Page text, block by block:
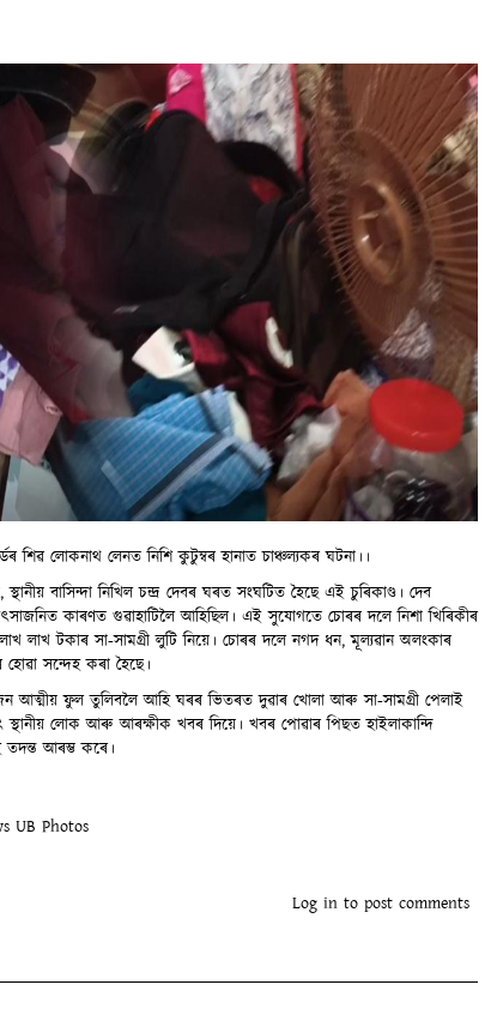
শিৱ লোকনাথ লেনত নিশি কুটুম্বৰ হানাত চাঞ্চল্যকৰ ঘটনা।।
স্থানীয় বাসিন্দা নিখিল চন্দ্ৰ দেবৰ ঘৰত সংঘটিত হৈছে এই চুৰিকাণ্ড। দেব
কাৰণত গুৱাহাটিলৈ আহিছিল। এই সুযোগতে চোৰৰ দলে নিশা খিৰিকীৰ
লাখ টকাৰ সা-সামগ্ৰী লুটি নিয়ে। চোৰৰ দলে নগদ ধন, মূল্যৱান অলংকাৰ
সন্দেহ কৰা হৈছে।
আত্মীয় ফুল তুলিবলৈ আহি ঘৰৰ ভিতৰত দুৱাৰ খোলা আৰু সা-সামগ্ৰী পেলাই
স্থানীয় লোক আৰু আৰক্ষীক খবৰ দিয়ে। খবৰ পোৱাৰ পিছত হাইলাকান্দি
তদন্ত আৰম্ভ কৰে।
UB Photos
Log in to post comments